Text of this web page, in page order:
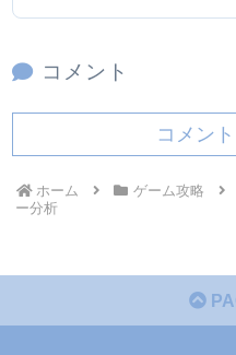
コメント
コメン
ホーム ゲーム攻略
ー分析